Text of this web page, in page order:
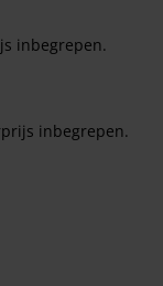
inbegrepen.
inbegrepen.
voertuigen,